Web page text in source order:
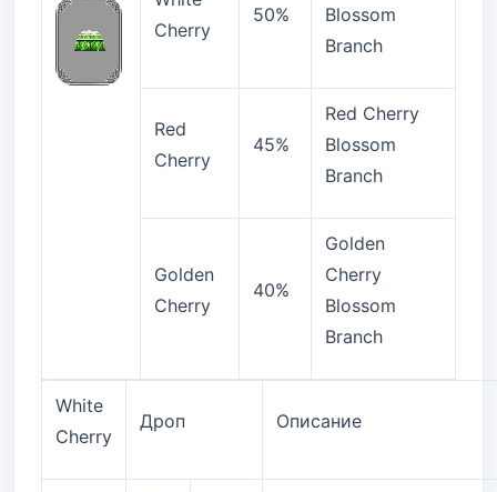
Cherry
50%
Blossom
Branch
Red
Cherry
45%
Red Cherry
Blossom
Branch
Golden
Cherry
40%
Golden
Cherry
Blossom
Branch
White
Cherry
Дроп Описание